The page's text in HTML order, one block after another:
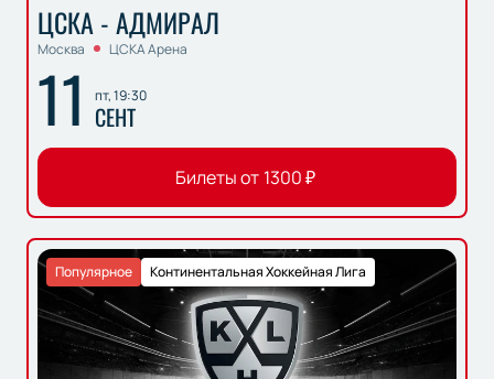
ЦСКА - АДМИРАЛ
Москва ЦСКА Арена
11 пт, 19:30
СЕНТ
Билеты от 1300₽
Континентальная Хоккейная Лига
Популярное